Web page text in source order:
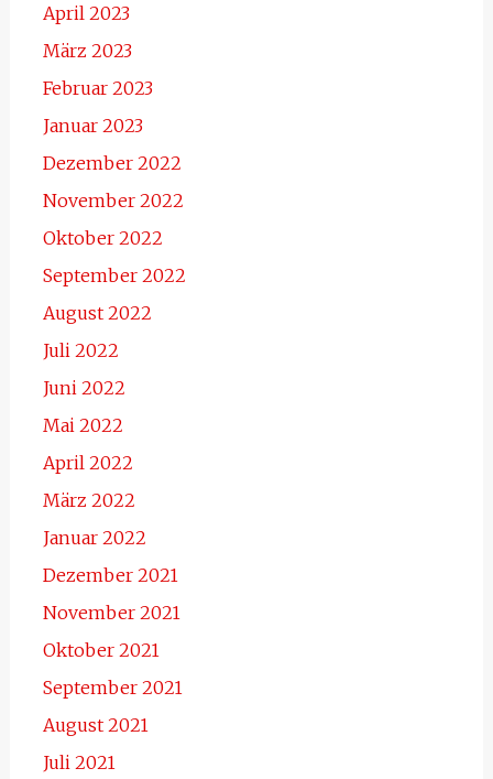
April 2023
März 2023
Februar 2023
Januar 2023
Dezember 2022
November 2022
Oktober 2022
September 2022
August 2022
Juli 2022
Juni 2022
Mai 2022
April 2022
März 2022
Januar 2022
Dezember 2021
November 2021
Oktober 2021
September 2021
August 2021
Juli 2021